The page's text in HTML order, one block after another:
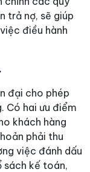
trả nợ, sẽ giúp
điều hành
đại cho phép
Có hai ưu điểm
khách hàng
phải thu
việc đánh dấu
sách kế toán,